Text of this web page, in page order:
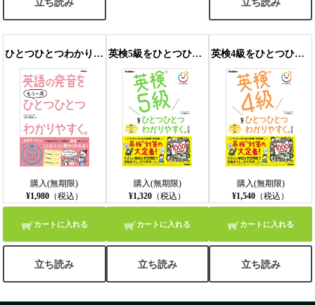
ひとつひとつわかりやすく。 英語の発音をもう一度ひとつひとつわかりやすく。
購入(無期限)
¥1,980（税込）
カートに入れる
立ち読み
英検5級をひとつひとつわかりやすく。改訂版
購入(無期限)
¥1,320 （税込）
カートに入れる
立ち読み
英検4級をひとつひとつわかりやすく。改訂版
購入(無期限)
¥1,540 （税込）
カートに入れる
立ち読み